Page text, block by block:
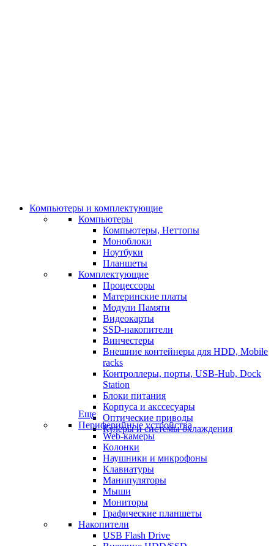
Компьютеры и комплектующие
Компьютеры
Компьютеры, Неттопы
Моноблоки
Ноутбуки
Планшеты
Комплектующие
Процессоры
Материнские платы
Модули Памяти
Видеокарты
SSD-накопители
Винчестеры
Внешние контейнеры для HDD, Mobile
racks
Контроллеры, порты, USB-Hub, Dock
Station
Блоки питания
Корпуса и акссесуары
Оптические приводы
Кулеры и системы охлаждения
Еще
Периферийные устройства
Web-камеры
Колонки
Наушники и микрофоны
Клавиатуры
Манипуляторы
Мыши
Мониторы
Графические планшеты
Накопители
USB Flash Drive